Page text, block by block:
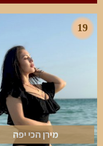
19
מירן הכי יפה